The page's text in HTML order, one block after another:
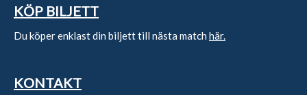
KÖP BILJETT
Du köper enklast din biljett till nästa match här.
KONTAKT